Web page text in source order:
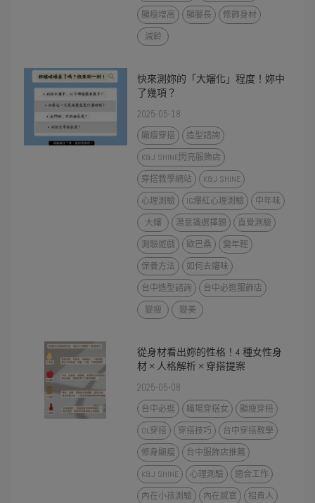
顯瘦增高
顯腿長
修飾身材
減齡
快來測妳的「大嬸化」程度！妳中
了幾項？
2025-05-18
顯瘦穿搭
造型諮詢
K&J SHINE閃亮服飾店
穿搭教學網站
K&J SHINE
心理測驗
IG爆紅心理測驗
中年味
大嬸
潛意識選擇題
直覺測驗
測驗遊戲
歐巴桑
變年輕
保養方法
如何去嬸味
台中造型諮詢
台中必逛服飾店
變瘦
變美
從身材看出妳的性格！4 種女性身
材 × 人格解析 × 穿搭提案
2025-05-08
台中必逛 職場穿搭女
顯瘦穿搭
OL穿搭
穿搭技巧
台中穿搭教學
修身顯瘦
台中服飾店推薦
K&J SHINE
心理測驗
適合工作
內在小孩測驗
內在感官
招貴人